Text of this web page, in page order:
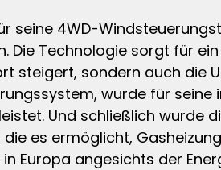
seine 4WD-
Die Technologie sorgt für
steigert, sondern auch die
wurde für
Und schließlich wurde
es ermöglicht,
Europa angesichts der